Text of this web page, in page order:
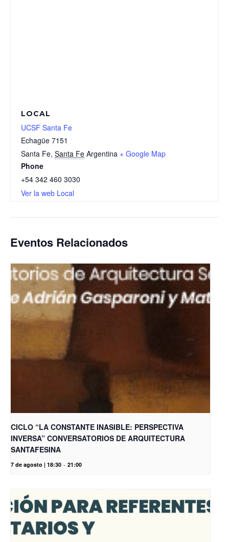
LOCAL
UCSF Santa Fe
Echagüe 7151
Santa Fe, Santa Fe Argentina + Google Map
Phone
+54 342 460 3030
Ver la web Local
Eventos Relacionados
CICLO “LA CONSTANTE INASIBLE: PERSPECTIVA
INVERSA” CONVERSATORIOS DE ARQUITECTURA
SANTAFESINA
7 de agosto | 18:30 - 21:00